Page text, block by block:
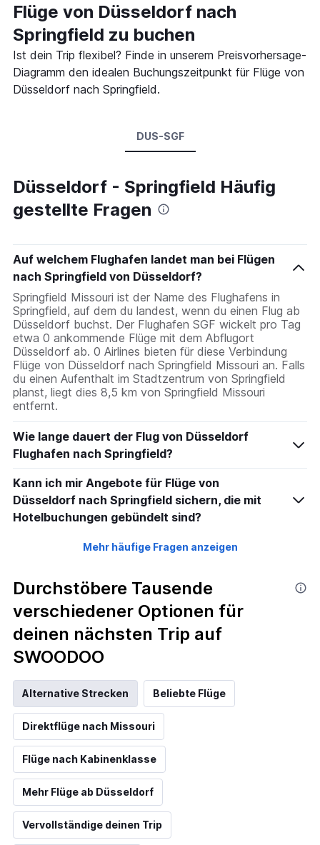
Flüge von Düsseldorf nach
Springfield zu buchen
Ist dein Trip flexibel? Finde in unserem Preisvorhersage-
Diagramm den idealen Buchungszeitpunkt für Flüge von
Düsseldorf nach Springfield.
DUS-SGF
Düsseldorf - Springfield Häufig
gestellte Fragen
Auf welchem Flughafen landet man bei Flügen
nach Springfield von Düsseldorf?
Springfield Missouri ist der Name des Flughafens in
Springfield, auf dem du landest, wenn du einen Flug ab
Düsseldorf buchst. Der Flughafen SGF wickelt pro Tag
etwa 0 ankommende Flüge mit dem Abflugort
Düsseldorf ab. 0 Airlines bieten für diese Verbindung
Flüge von Düsseldorf nach Springfield Missouri an. Falls
du einen Aufenthalt im Stadtzentrum von Springfield
planst, liegt dies 8,5 km von Springfield Missouri
entfernt.
Wie lange dauert der Flug von Düsseldorf
Flughafen nach Springfield?
Kann ich mir Angebote für Flüge von
Düsseldorf nach Springfield sichern, die mit
Hotelbuchungen gebündelt sind?
Mehr häufige Fragen anzeigen
Durchstöbere Tausende
verschiedener Optionen für
deinen nächsten Trip auf
SWOODOO
Alternative Strecken Beliebte Flüge
Direktflüge nach Missouri
Flüge nach Kabinenklasse
Mehr Flüge ab Düsseldorf
Vervollständige deinen Trip